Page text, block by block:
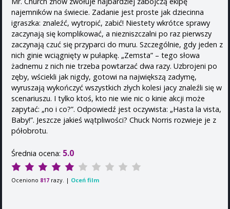
najemników na świecie. Zadanie jest proste jak dziecinna
igraszka: znaleźć, wytropić, zabić! Niestety wkrótce sprawy
zaczynają się komplikować, a niezniszczalni po raz pierwszy
zaczynają czuć się przyparci do muru. Szczególnie, gdy jeden z
nich ginie wciągnięty w pułapkę. „Zemsta” – tego słowa
żadnemu z nich nie trzeba powtarzać dwa razy. Uzbrojeni po
zęby, wściekli jak nigdy, gotowi na największą zadymę,
wyruszają wykończyć wszystkich złych kolesi jacy znaleźli się w
scenariuszu. I tylko ktoś, kto nie wie nic o kinie akcji może
zapytać: „no i co?”. Odpowiedź jest oczywista: „Hasta la vista,
Baby!”. Jeszcze jakieś wątpliwości? Chuck Norris rozwieje je z
półobrotu.
Średnia ocena: 5.0
Oceniono 817 razy. | Oceń film